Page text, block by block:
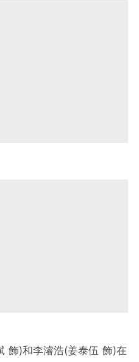
飾)和李濬浩(姜泰伍 飾)在